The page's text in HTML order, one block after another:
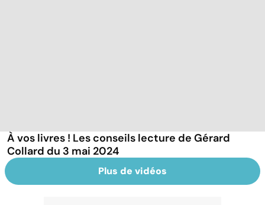
À vos livres ! Les conseils lecture de Gérard
Collard du 3 mai 2024
Plus de vidéos